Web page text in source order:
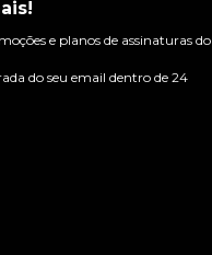
e planos de assinaturas do
do seu email dentro de 24